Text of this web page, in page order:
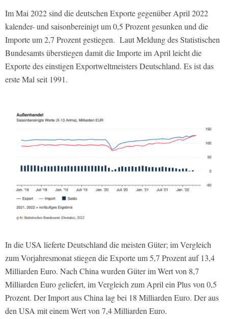
Im Mai 2022 sind die deutschen Exporte gegenüber April 2022
kalender- und saisonbereinigt um 0,5 Prozent gesunken und die
Importe um 2,7 Prozent gestiegen. Laut Meldung des Statistischen
Bundesamts überstiegen damit die Importe im April leicht die
Exporte des einstigen Exportweltmeisters Deutschland. Es ist das
erste Mal seit 1991.
In die USA lieferte Deutschland die meisten Güter; im Vergleich
zum Vorjahresmonat stiegen die Exporte um 5,7 Prozent auf 13,4
Milliarden Euro. Nach China wurden Güter im Wert von 8,7
Milliarden Euro geliefert, im Vergleich zum April ein Plus von 0,5
Prozent. Der Import aus China lag bei 18 Milliarden Euro. Der aus
den USA mit einem Wert von 7,4 Milliarden Euro.